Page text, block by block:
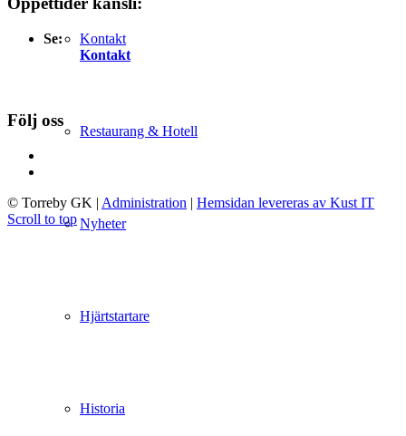
Kontakt
Restaurang & Hotell
Nyheter
Hjärtstartare
Historia
Se:
Kontakt
Följ oss
© Torreby GK | Administration | Hemsidan levereras av Kust IT
Scroll to top